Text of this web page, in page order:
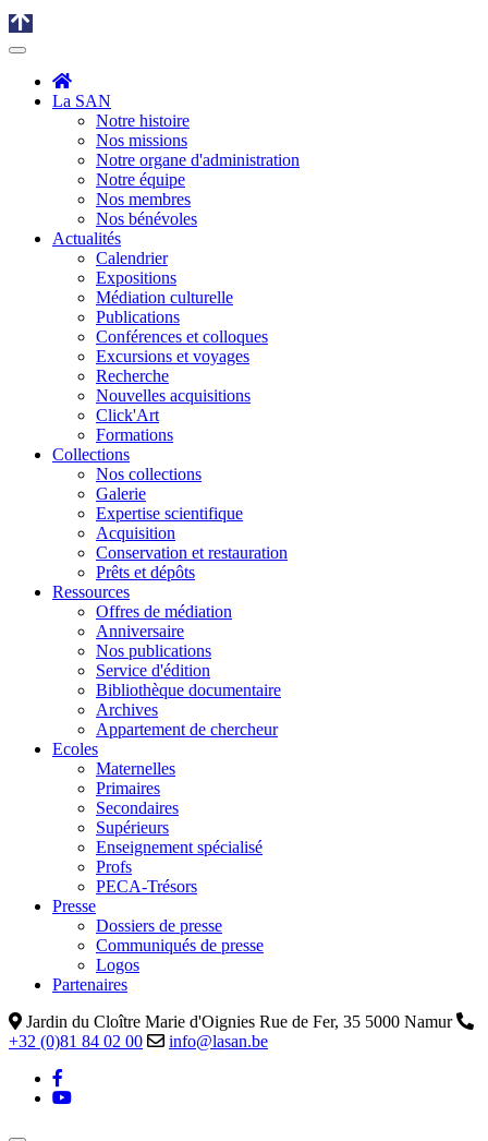
La SAN
Notre histoire
Nos missions
Notre organe d'administration
Notre équipe
Nos membres
Nos bénévoles
Actualités
Calendrier
Expositions
Médiation culturelle
Publications
Conférences et colloques
Excursions et voyages
Recherche
Nouvelles acquisitions
Click'Art
Formations
Collections
Nos collections
Galerie
Expertise scientifique
Acquisition
Conservation et restauration
Prêts et dépôts
Ressources
Offres de médiation
Anniversaire
Nos publications
Service d'édition
Bibliothèque documentaire
Archives
Appartement de chercheur
Ecoles
Maternelles
Primaires
Secondaires
Supérieurs
Enseignement spécialisé
Profs
PECA-Trésors
Presse
Dossiers de presse
Communiqués de presse
Logos
Partenaires
Jardin du Cloître Marie d'Oignies Rue de Fer, 35 5000 Namur
+32 (0)81 84 02 00
info@lasan.be